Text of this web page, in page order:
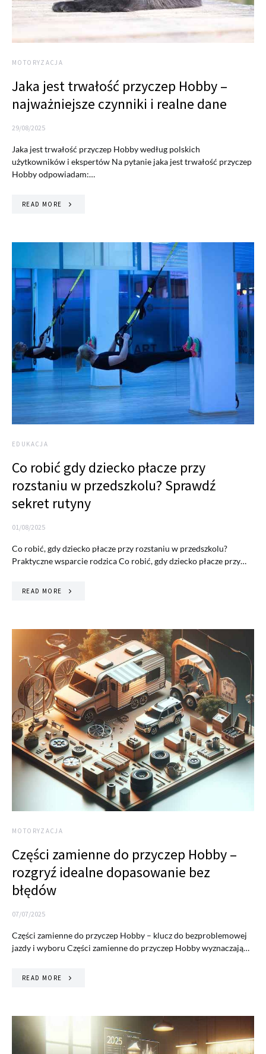
MOTORYZACJA
Jaka jest trwałość przyczep Hobby –
najważniejsze czynniki i realne dane
29/08/2025
Jaka jest trwałość przyczep Hobby według polskich
użytkowników i ekspertów Na pytanie jaka jest trwałość przyczep
Hobby odpowiadam:…
READ MORE
EDUKACJA
Co robić gdy dziecko płacze przy
rozstaniu w przedszkolu? Sprawdź
sekret rutyny
01/08/2025
Co robić, gdy dziecko płacze przy rozstaniu w przedszkolu?
Praktyczne wsparcie rodzica Co robić, gdy dziecko płacze przy…
READ MORE
MOTORYZACJA
Części zamienne do przyczep Hobby –
rozgryź idealne dopasowanie bez
błędów
07/07/2025
Części zamienne do przyczep Hobby – klucz do bezproblemowej
jazdy i wyboru Części zamienne do przyczep Hobby wyznaczają…
READ MORE